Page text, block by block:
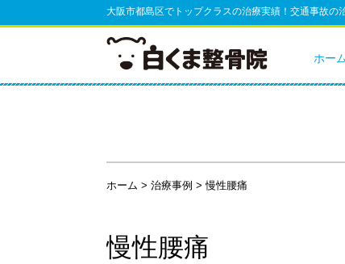
大阪市都島区でトップクラスの治療実績！交通事故の
ホー
ホーム > 治療事例 >慢性腰痛
慢性腰痛